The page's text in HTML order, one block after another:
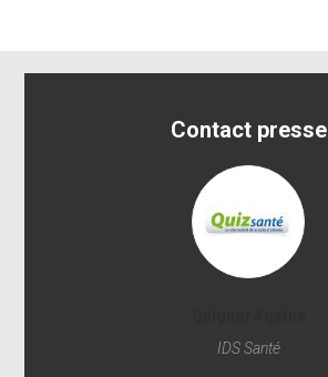
Contact presse
IDS Santé